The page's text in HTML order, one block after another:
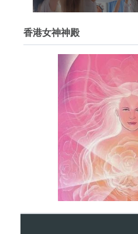
香港女神神殿